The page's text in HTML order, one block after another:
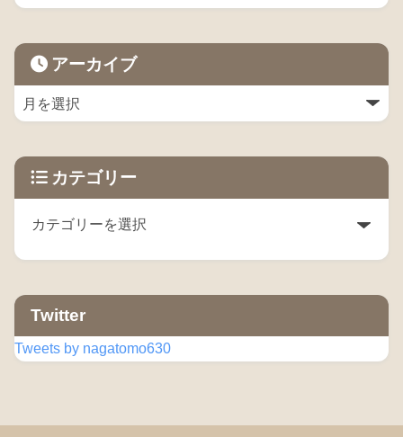
アーカイブ
カテゴリー
Twitter
Tweets by nagatomo630